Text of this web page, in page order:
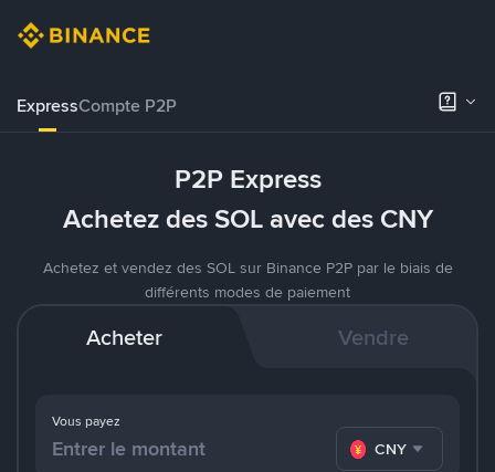
ExpressCompte P2P
P2P Express
Achetez des SOL avec des CNY
Achetez et vendez des SOL sur Binance P2P par le biais de
différents modes de paiement
Acheter Vendre
Vous payez
CNY